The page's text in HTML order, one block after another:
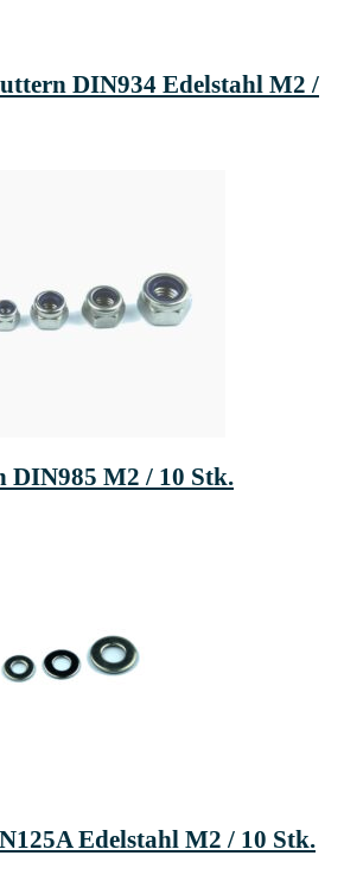
DIN934 Edelstahl M2 /
DIN985 M2 / 10 Stk.
Edelstahl M2 / 10 Stk.